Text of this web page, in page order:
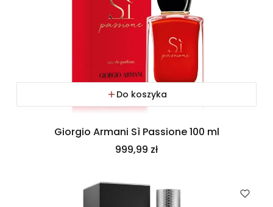
Do koszyka
Giorgio Armani Sì Passione 100 ml
Cena
999,99 zł